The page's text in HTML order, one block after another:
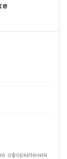
оформления